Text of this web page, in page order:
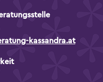
kassandra.at